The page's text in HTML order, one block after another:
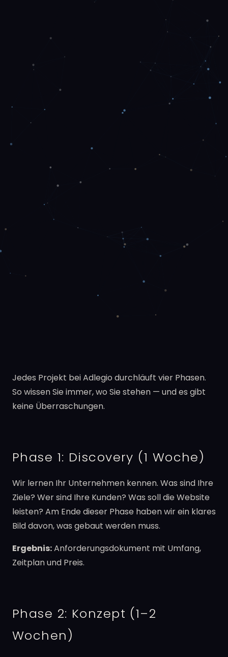
Jedes Projekt bei Adlegio durchläuft vier Phasen.
So wissen Sie immer, wo Sie stehen — und es gibt
keine Überraschungen.
Phase 1: Discovery (1 Woche)
Wir lernen Ihr Unternehmen kennen. Was sind Ihre
Ziele? Wer sind Ihre Kunden? Was soll die Website
leisten? Am Ende dieser Phase haben wir ein klares
Bild davon, was gebaut werden muss.
Ergebnis:Anforderungsdokument mit Umfang,
Zeitplan und Preis.
Phase 2: Konzept (1–2
Wochen)